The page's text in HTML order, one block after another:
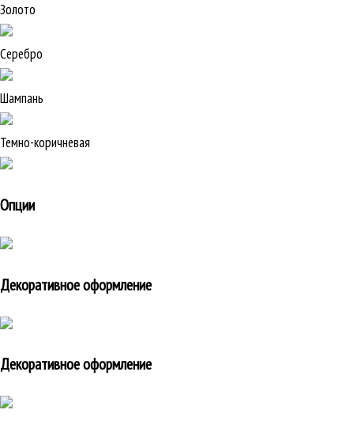
Золото
Серебро
Шампань
Темно-коричневая
Опции
Декоративное оформление
Декоративное оформление